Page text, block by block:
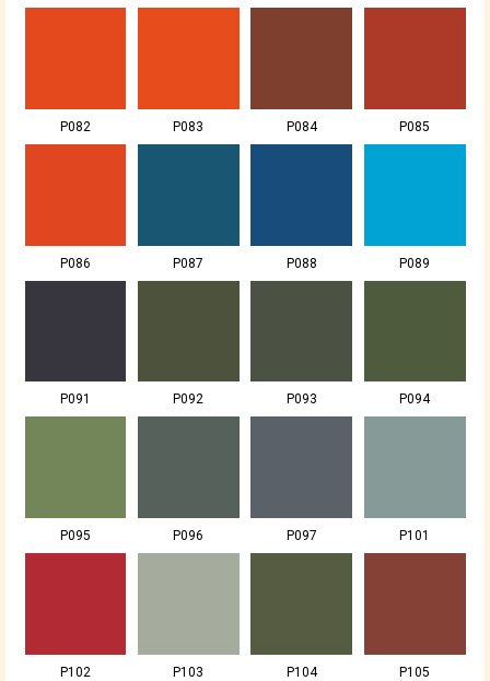
P082 P083 P084 P085
P086 P087 P088 P089
P091 P092 P093 P094
P095 P096 P097 P101
P102 P103 P104 P105